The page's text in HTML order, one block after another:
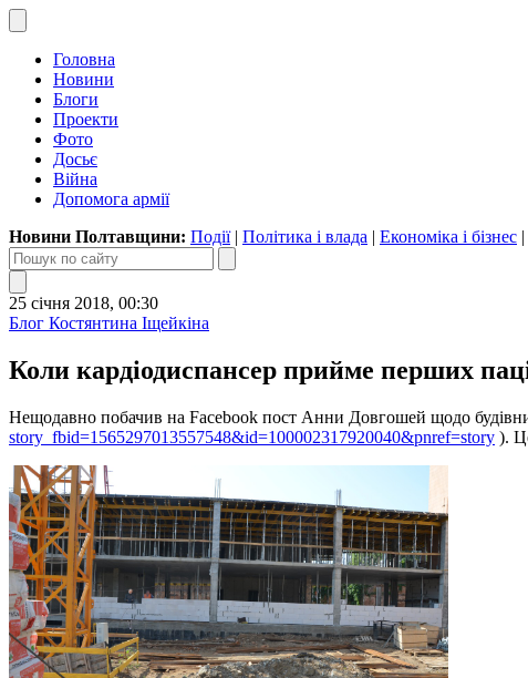
Головна
Новини
Блоги
Проекти
Фото
Досьє
Війна
Допомога армії
Новини Полтавщини: Події| Політика і влада | Економіка і бізнес |
25 січня 2018, 00:30
Блог Костянтина Іщейкіна
Коли кардіодиспансер прийме перших
Нещодавно побачив на Facebook пост Анни Довгошей щодо
story_fbid=1565297013557548&id=100002317920040&pnref=story ).